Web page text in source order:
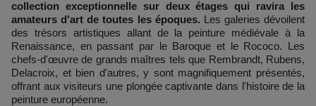
collection exceptionnelle sur deux étages qui ravira les
amateurs d'art de toutes les époques. Les galeries dévoilent
des trésors artistiques allant de la peinture médiévale à la
Renaissance, en passant par le Baroque et le Rococo. Les
chefs-d'œuvre de grands maîtres tels que Rembrandt, Rubens,
Delacroix, et bien d'autres, y sont magnifiquement présentés,
offrant aux visiteurs une plongée captivante dans l'histoire de la
peinture européenne.